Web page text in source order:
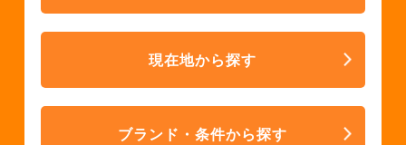
現在地から探す
ブランド・条件から探す